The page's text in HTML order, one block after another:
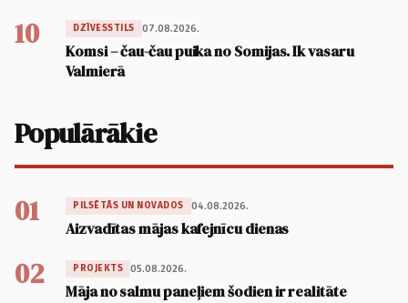
10 DZĪVESSTILS 07.08.2026.
Komsi – čau-čau puika no Somijas. Ik vasaru
Valmierā
Populārākie
01 PILSĒTĀS UN NOVADOS 04.08.2026.
Aizvadītas mājas kafejnīcu dienas
02 PROJEKTS 05.08.2026.
Māja no salmu paneļiem šodien ir realitāte